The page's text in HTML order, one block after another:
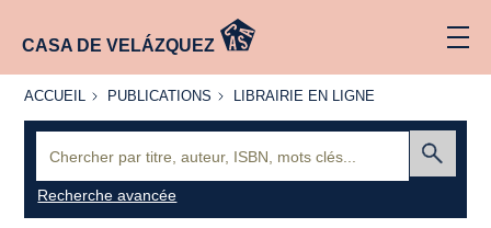
CASA DE VELÁZQUEZ
ACCUEIL
ACCUEIL PUBLICATIONS
PUBLICATIONS
LIBRAIRIE
LIBRAIRIE EN LIGNE
Recherche avancée